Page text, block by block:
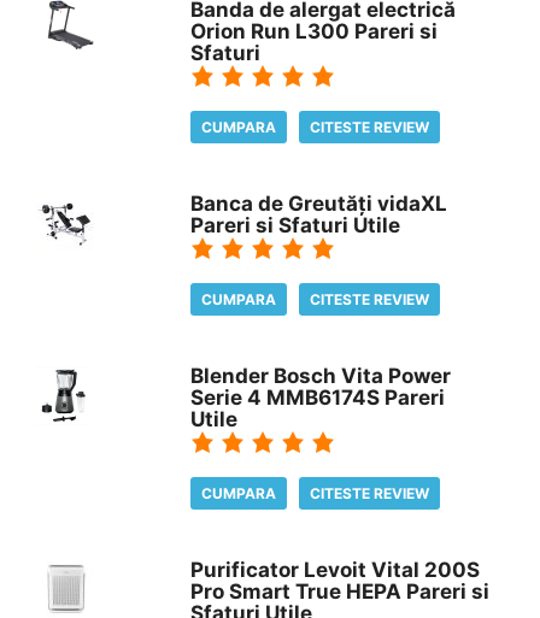
Banda de alergat electrică
Orion Run L300 Pareri si
Sfaturi
CUMPARA CITESTE REVIEW
Banca de Greutăți vidaXL
Pareri si Sfaturi Utile
CUMPARA CITESTE REVIEW
Blender Bosch Vita Power
Serie 4 MMB6174S Pareri
Utile
CUMPARA CITESTE REVIEW
Purificator Levoit Vital 200S
Pro Smart True HEPA Pareri si
Sfaturi Utile